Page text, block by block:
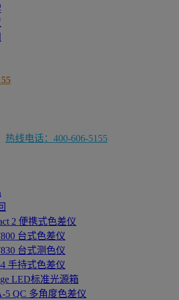
热线电话：400-606-5155
2 便携式色差仪
台式色差仪
台式测色仪
手持式色差仪
LED标准光源箱
5 QC 多角度色差仪